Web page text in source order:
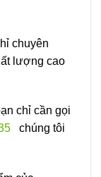
chuyên
lượng cao
chỉ cần gọi
chúng tôi